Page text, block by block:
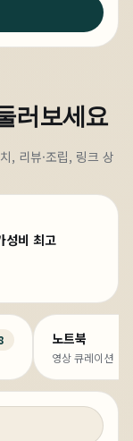
러보세요
, 리뷰·조립, 링크 상
비 최고
노트북
영상 큐레이션